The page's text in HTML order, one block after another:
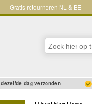
Gratis retourneren NL & BE
dag verzonden